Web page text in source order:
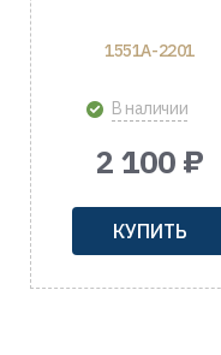
1551A-2201
В наличии
2 100 ₽
КУПИТЬ